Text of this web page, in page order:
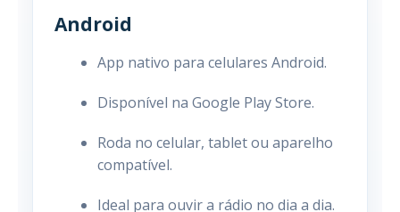
Android
App nativo para celulares Android.
Disponível na Google Play Store.
Roda no celular, tablet ou aparelho
compatível.
Ideal para ouvir a rádio no dia a dia.